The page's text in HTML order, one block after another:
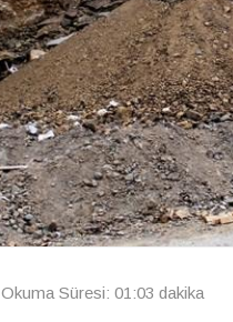
Okuma Süresi: 01:03 dakika